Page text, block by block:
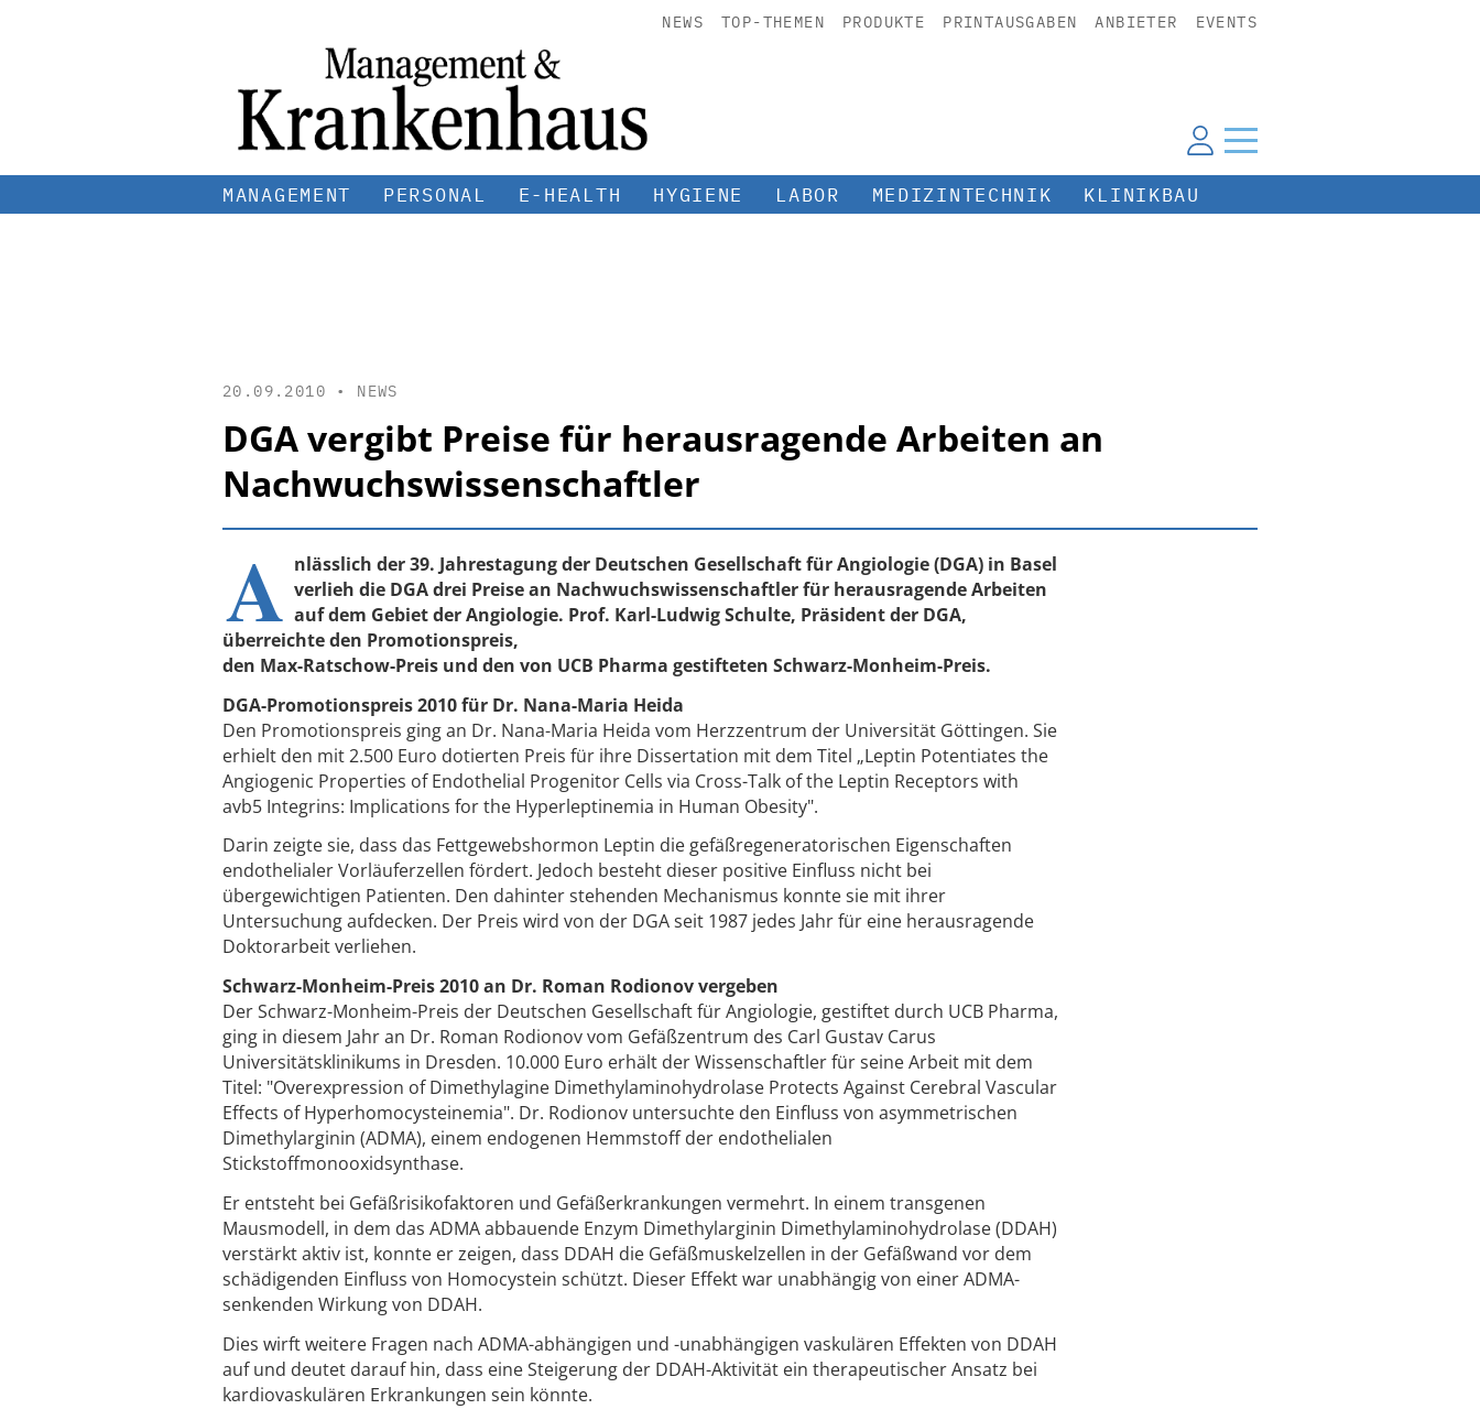
NEWS TOP-THEMEN PRODUKTE PRINTAUSGABEN ANBIETER EVENTS
MANAGEMENT PERSONAL E-HEALTH HYGIENE LABOR MEDIZINTECHNIK KLINIKBAU
20.09.2010 • NEWS
DGA vergibt Preise für herausragende Arbeiten an
Nachwuchswissenschaftler
A nlässlich der 39. Jahrestagung der Deutschen Gesellschaft für Angiologie (DGA) in Basel
verlieh die DGA drei Preise an Nachwuchswissenschaftler für herausragende Arbeiten
auf dem Gebiet der Angiologie. Prof. Karl-Ludwig Schulte, Präsident der DGA,
überreichte den Promotionspreis,
den Max-Ratschow-Preis und den von UCB Pharma gestifteten Schwarz-Monheim-Preis.
DGA-Promotionspreis 2010 für Dr. Nana-Maria Heida
Den Promotionspreis ging an Dr. Nana-Maria Heida vom Herzzentrum der Universität Göttingen. Sie
erhielt den mit 2.500 Euro dotierten Preis für ihre Dissertation mit dem Titel „Leptin Potentiates the
Angiogenic Properties of Endothelial Progenitor Cells via Cross-Talk of the Leptin Receptors with
avb5 Integrins: Implications for the Hyperleptinemia in Human Obesity".
Darin zeigte sie, dass das Fettgewebshormon Leptin die gefäßregeneratorischen Eigenschaften
endothelialer Vorläuferzellen fördert. Jedoch besteht dieser positive Einfluss nicht bei
übergewichtigen Patienten. Den dahinter stehenden Mechanismus konnte sie mit ihrer
Untersuchung aufdecken. Der Preis wird von der DGA seit 1987 jedes Jahr für eine herausragende
Doktorarbeit verliehen.
Schwarz-Monheim-Preis 2010 an Dr. Roman Rodionov vergeben
Der Schwarz-Monheim-Preis der Deutschen Gesellschaft für Angiologie, gestiftet durch UCB Pharma,
ging in diesem Jahr an Dr. Roman Rodionov vom Gefäßzentrum des Carl Gustav Carus
Universitätsklinikums in Dresden. 10.000 Euro erhält der Wissenschaftler für seine Arbeit mit dem
Titel: "Overexpression of Dimethylagine Dimethylaminohydrolase Protects Against Cerebral Vascular
Effects of Hyperhomocysteinemia". Dr. Rodionov untersuchte den Einfluss von asymmetrischen
Dimethylarginin (ADMA), einem endogenen Hemmstoff der endothelialen
Stickstoffmonooxidsynthase.
Er entsteht bei Gefäßrisikofaktoren und Gefäßerkrankungen vermehrt. In einem transgenen
Mausmodell, in dem das ADMA abbauende Enzym Dimethylarginin Dimethylaminohydrolase (DDAH)
verstärkt aktiv ist, konnte er zeigen, dass DDAH die Gefäßmuskelzellen in der Gefäßwand vor dem
schädigenden Einfluss von Homocystein schützt. Dieser Effekt war unabhängig von einer ADMA-
senkenden Wirkung von DDAH.
Dies wirft weitere Fragen nach ADMA-abhängigen und -unabhängigen vaskulären Effekten von DDAH
auf und deutet darauf hin, dass eine Steigerung der DDAH-Aktivität ein therapeutischer Ansatz bei
kardiovaskulären Erkrankungen sein könnte.